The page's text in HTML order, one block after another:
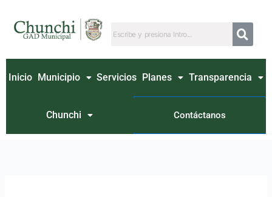
contenido
Inicio Municipio Servicios Planes Transparencia
Chunchi Contáctanos
por: